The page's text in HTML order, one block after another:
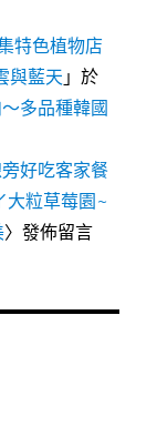
特色植物店
與藍天 」於
多品種韓國
好吃客家餐
粒草莓園~
〉發佈留言